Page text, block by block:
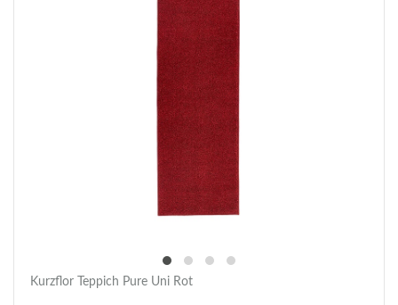
Kurzflor Teppich Pure Uni Rot